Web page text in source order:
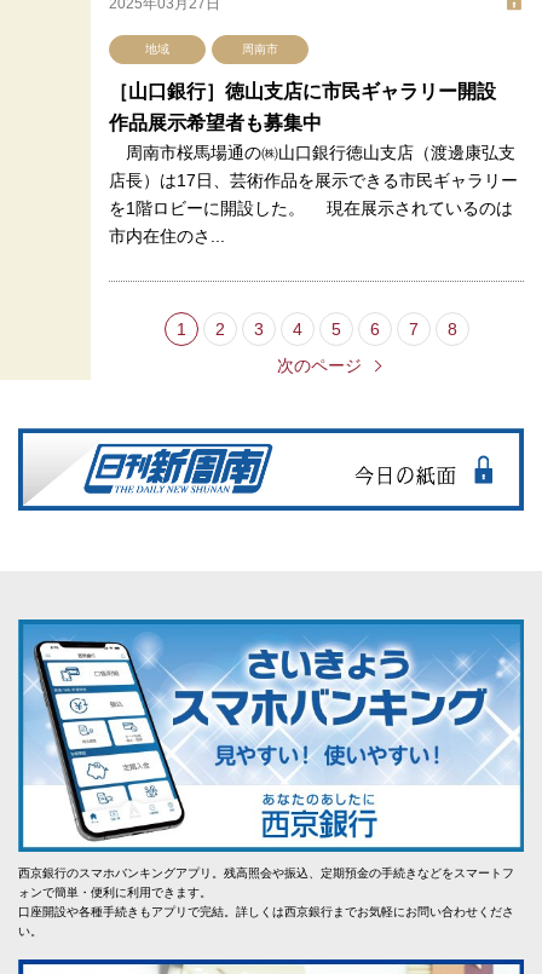
2025年03月27日
地域 周南市
［山口銀行］徳山支店に市民ギャラリー開設
作品展示希望者も募集中
周南市桜馬場通の㈱山口銀行徳山支店（渡邊康弘支
店長）は17日、芸術作品を展示できる市民ギャラリー
を1階ロビーに開設した。 現在展示されているのは
市内在住のさ...
1 2 3 4 5 6 7
8
次のページ
西京銀行のスマホバンキングアプリ。残高照会や振込、定期預金の手続きなどをスマートフ
ォンで簡単・便利に利用できます。
口座開設や各種手続きもアプリで完結。詳しくは西京銀行までお気軽にお問い合わせくださ
い。